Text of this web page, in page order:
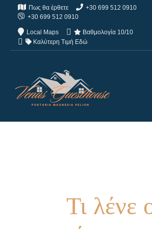
Πως θα έρθετε
+30 699 512 0910
+30 699 512 0910
Local Maps
Βαθμολογία 10/10
Καλύτερη Τιμή Εδώ
Τι λένε